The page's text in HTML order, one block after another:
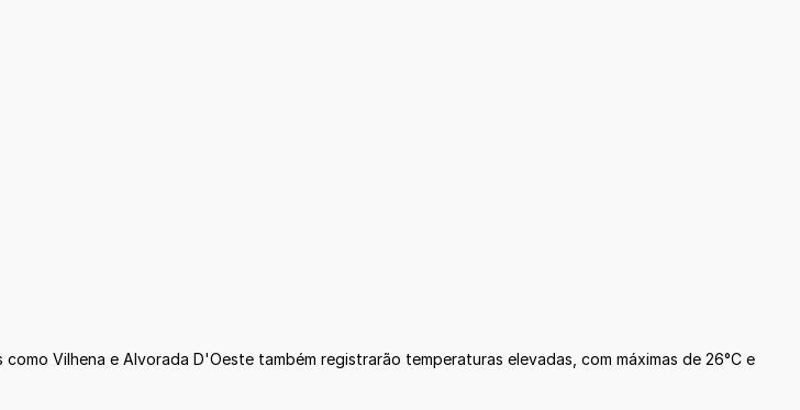
Vilhena e Alvorada D'Oeste também registrarão temperaturas elevadas, com máximas de 26°C e